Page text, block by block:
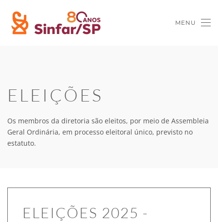
Skip to main content MENU
ELEIÇÕES
Os membros da diretoria são eleitos, por meio de Assembleia
Geral Ordinária, em processo eleitoral único, previsto no
estatuto.
ELEIÇÕES 2025 -